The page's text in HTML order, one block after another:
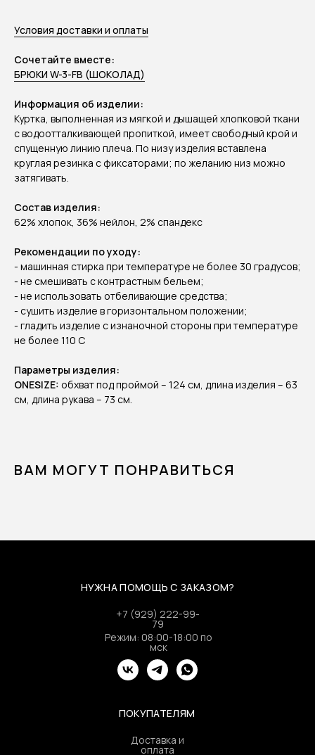
Условия доставки и оплаты
Сочетайте вместе:
БРЮКИ W-3-FB (ШОКОЛАД)
Информация об изделии:
Куртка, выполненная из мягкой и дышащей хлопковой ткани
с водоотталкивающей пропиткой, имеет свободный крой и
спущенную линию плеча. По низу изделия вставлена
круглая резинка с фиксаторами; по желанию низ можно
затягивать.
Состав изделия:
62% хлопок, 36% нейлон, 2% спандекс
Рекомендации по уходу:
- машинная стирка при температуре не более 30 градусов;
- не смешивать с контрастным бельем;
- не использовать отбеливающие средства;
- сушить изделие в горизонтальном положении;
- гладить изделие с изнаночной стороны при температуре
не более 110 С
Параметры изделия:
ONESIZE: обхват под проймой – 124 см, длина изделия – 63
см, длина рукава – 73 см.
ВАМ МОГУТ ПОНРАВИТЬСЯ
НУЖНА ПОМОЩЬ С ЗАКАЗОМ?
ПОКУПАТЕЛЯМ
+7 (929) 222-99-
79
Режим: 08:00-18:00 по
мск
Доставка и
оплата